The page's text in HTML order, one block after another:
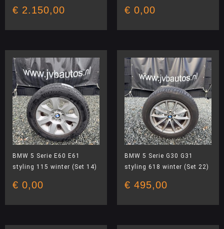
€ 2.150,00 € 0,00
BMW 5 Serie E60 E61
styling 115 winter (Set 14)
€ 0,00
BMW 5 Serie G30 G31
styling 618 winter (Set 22)
€ 495,00